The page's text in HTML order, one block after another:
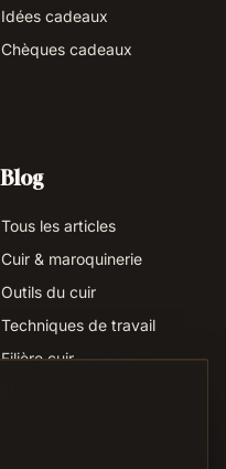
Idées cadeaux
Chèques cadeaux
Blog
Tous les articles
Cuir & maroquinerie
Outils du cuir
Techniques de travail
Filière cuir